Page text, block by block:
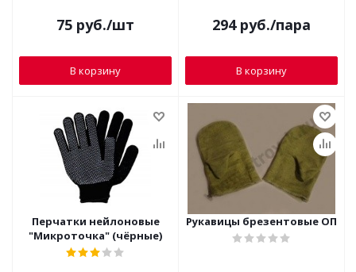
75 руб./шт
В корзину
294руб./пара
В корзину
Перчатки нейлоновые
"Микроточка" (чёрные)
Рукавицы брезентовые ОП